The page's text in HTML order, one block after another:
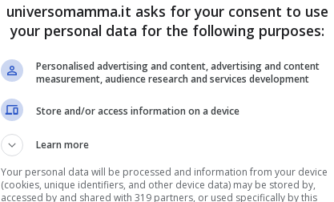
universomamma.it asks for your consent to use
your personal data for the following purposes:
Personalised advertising and content, advertising and content
measurement, audience research and services development
Store and/or access information on a device
Learn more
Your personal data will be processed and information from your device
(cookies, unique identifiers, and other device data) may be stored by,
accessed by and shared with 319 partners, or used specifically by this